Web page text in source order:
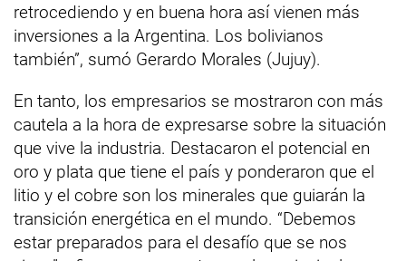
retrocediendo y en buena hora así vienen más
inversiones a la Argentina. Los bolivianos
también”, sumó Gerardo Morales (Jujuy).
En tanto, los empresarios se mostraron con más
cautela a la hora de expresarse sobre la situación
que vive la industria. Destacaron el potencial en
oro y plata que tiene el país y ponderaron que el
litio y el cobre son los minerales que guiarán la
transición energética en el mundo. “Debemos
estar preparados para el desafío que se nos